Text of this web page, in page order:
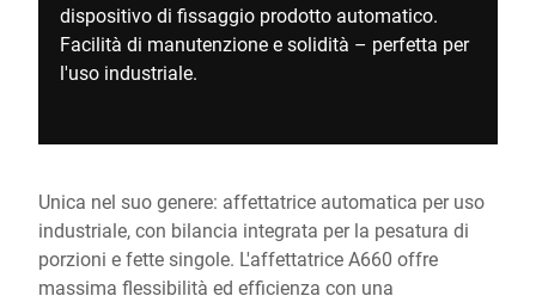
dispositivo di fissaggio prodotto automatico.
Facilità di manutenzione e solidità – perfetta per
l'uso industriale.
Unica nel suo genere: affettatrice automatica per uso
industriale, con bilancia integrata per la pesatura di
porzioni e fette singole. L'affettatrice A660 offre
massima flessibilità ed efficienza con una